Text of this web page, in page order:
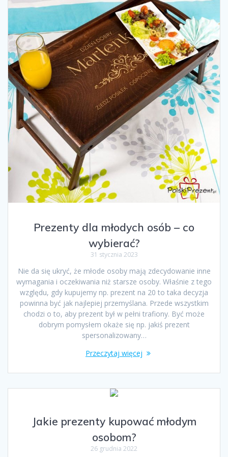
Prezenty dla młodych osób – co
wybierać?
31 stycznia 2023
Nie da się ukryć, że młode osoby mają zdecydowanie inne
wymagania i oczekiwania niż starsze osoby. Właśnie z tego
względu, gdy kupujemy np. prezent na 20 to taka decyzja
powinna być jak najlepiej przemyślana. Przede wszystkim
chodzi o to, aby prezent był w pełni trafiony. Być może
dobrym pomysłem okaże się np. jakiś prezent
spersonalizowany…
Przeczytaj więcej
Jakie prezenty kupować młodym
osobom?
26 grudnia 2022